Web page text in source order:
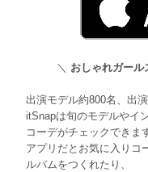
＼ おしゃれガール
出演モデル約800名、出
itSnapは旬のモデルやイ
コーデがチェックできま
アプリだとお気に入りコ
ルバムをつくれたり、